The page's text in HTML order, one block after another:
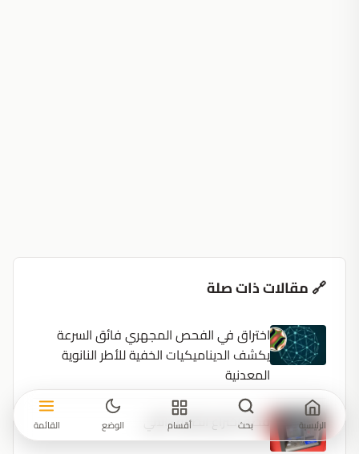
🔗 مقالات ذات صلة
اختراق في الفحص المجهري فائق السرعة
يكشف الديناميكيات الخفية للأطر النانوية
المعدنية
قصة اختراع الصراف الآلي
الرئيسية بحث أقسام الوضع القائمة